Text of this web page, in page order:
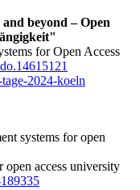
beyond – Open
for Open Access
tage-2024-koeln
systems for open
open access university